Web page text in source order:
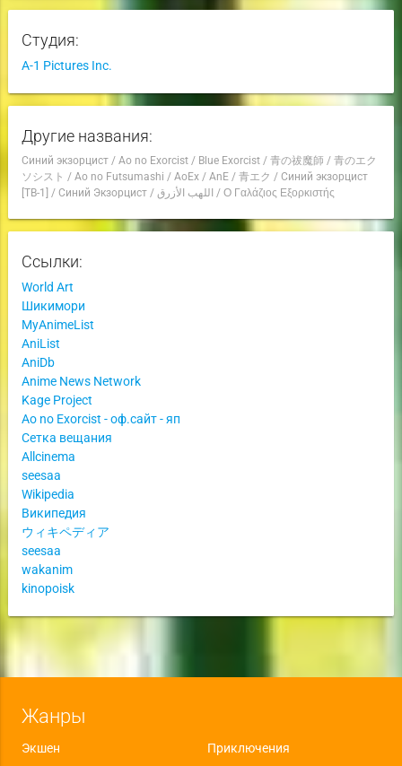
Студия:
A-1 Pictures Inc.
Другие названия:
Синий экзорцист/ Ao no Exorcist/ Blue Exorcist/ 青の祓魔師 / 青のエク
ソシスト / Ao no Futsumashi / AoEx/ AnE/ 青エク / Синий экзорцист
[ТВ-1] / Синий Экзорцист/ اللهب الأزرق / Ο Γαλάζιος Εξορκιστής
Ссылки:
World Art
Шикимори
MyAnimeList
AniList
AniDb
Anime News Network
Kage Project
Ao no Exorcist - оф.сайт - яп
Сетка вещания
Allcinema
seesaa
Wikipedia
Википедия
ウィキペディア
seesaa
wakanim
kinopoisk
Жанры
Экшен
Приключения